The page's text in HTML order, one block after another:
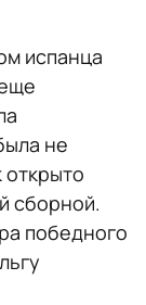
испанца
не
открыто
сборной.
победного